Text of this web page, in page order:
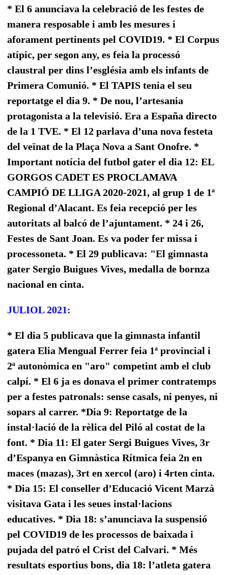
* El 6 anunciava la celebració de les festes de
manera resposable i amb les mesures i
aforament pertinents pel COVID19. * El Corpus
atípic, per segon any, es feia la processó
claustral per dins l’església amb els infants de
Primera Comunió. * El TAPIS tenia el seu
reportatge el dia 9. * De nou, l’artesania
protagonista a la televisió. Era a España directo
de la 1 TVE. * El 12 parlava d’una nova festeta
del veïnat de la Plaça Nova a Sant Onofre. *
Important notícia del futbol gater el dia 12: EL
GORGOS CADET ES PROCLAMAVA
CAMPIÓ DE LLIGA 2020-2021, al grup 1 de 1ª
Regional d’Alacant. Es feia recepció per les
autoritats al balcó de l’ajuntament. * 24 i 26,
Festes de Sant Joan. Es va poder fer missa i
processoneta. * El 29 publicava: "El gimnasta
gater Sergio Buigues Vives, medalla de bornza
nacional en cinta.
JULIOL 2021:
* El dia 5 publicava que la gimnasta infantil
gatera Elia Mengual Ferrer feia 1ª provincial i
2ª autonòmica en "aro" competint amb el club
calpí. * El 6 ja es donava el primer contratemps
per a festes patronals: sense casals, ni penyes, ni
sopars al carrer. *Dia 9: Reportatge de la
instal·lació de la rèlica del Piló al costat de la
font. * Dia 11: El gater Sergi Buigues Vives, 3r
d’Espanya en Gimnàstica Rítmica feia 2n en
maces (mazas), 3rt en xercol (aro) i 4rten cinta.
* Dia 15: El conseller d’Educació Vicent Marzà
visitava Gata i les seues instal·lacions
educatives. * Dia 18: s’anunciava la suspensió
pel COVID19 de les processos de baixada i
pujada del patró el Crist del Calvari. * Més
resultats esportius bons, dia 18: l’atleta gatera